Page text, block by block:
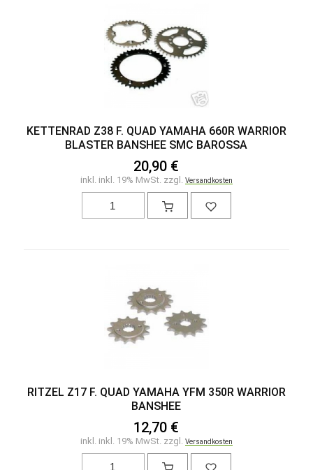
KETTENRAD Z38 F. QUAD YAMAHA 660R WARRIOR
BLASTER BANSHEE SMC BAROSSA
20,90 €
inkl. inkl. 19% MwSt. zzgl. Versandkosten
RITZEL Z17 F. QUAD YAMAHA YFM 350R WARRIOR
BANSHEE
12,70 €
inkl. inkl. 19% MwSt. zzgl. Versandkosten